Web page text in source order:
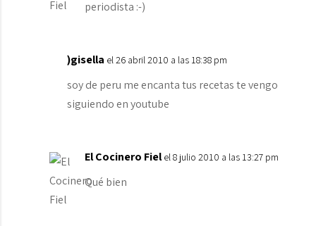
periodista :-)
)gisella el 26 abril 2010 a las 18:38 pm
soy de peru me encanta tus recetas te vengo
siguiendo en youtube
El Cocinero Fiel el 8 julio 2010 a las 13:27 pm
Qué bien